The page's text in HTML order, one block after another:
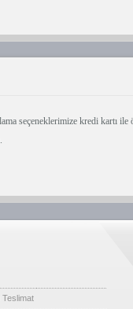
seçeneklerimize kredi kartı ile
Teslimat